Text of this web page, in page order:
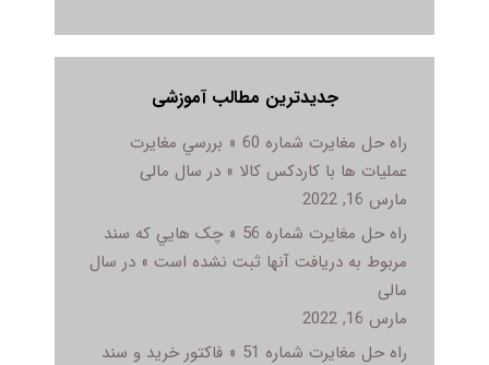
جدیدترین مطالب آموزشی
راه حل مغایرت شماره 60 « بررسي مغايرت
عمليات ها با کاردکس کالا » در سال مالی
مارس 16, 2022
راه حل مغایرت شماره 56 « چک هايي که سند
مربوط به دريافت آنها ثبت نشده است » در سال
مالی
مارس 16, 2022
راه حل مغایرت شماره 51 « فاکتور خريد و سند